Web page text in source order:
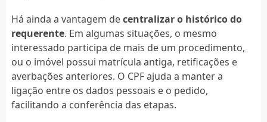
Há ainda a vantagem decentralizar o histórico do
requerente. Em algumas situações, o mesmo
interessado participa de mais de um procedimento,
ou o imóvel possui matrícula antiga, retificações e
averbações anteriores. O CPF ajuda a manter a
ligação entre os dados pessoais e o pedido,
facilitando a conferência das etapas.